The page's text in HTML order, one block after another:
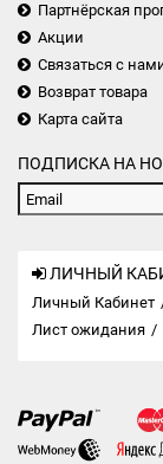
Партнёрская
Акции
Связаться с
Возврат товара
Карта сайта
ПОДПИСКА НА
ЛИЧНЫЙ
Личный Кабинет
Лист ожидания